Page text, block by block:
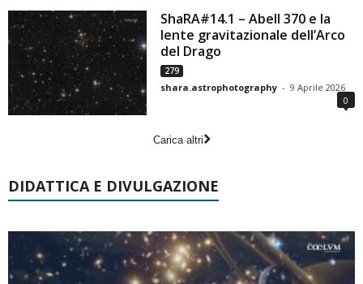
ShaRA#14.1 – Abell 370 e la
lente gravitazionale dell’Arco
del Drago
279
shara.astrophotography - 9 Aprile 2026
0
Carica altri
DIDATTICA E DIVULGAZIONE